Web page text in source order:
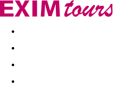
Akční nabídky Last minute